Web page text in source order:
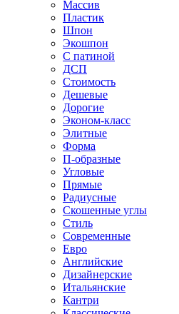
Массив
Пластик
Шпон
Экошпон
С патиной
ДСП
Стоимость
Дешевые
Дорогие
Эконом-класс
Элитные
Форма
П-образные
Угловые
Прямые
Радиусные
Скошенные углы
Стиль
Современные
Евро
Английские
Дизайнерские
Итальянские
Кантри